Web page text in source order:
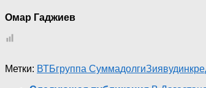
Омар Гаджиев
Метки: ВТБгруппа СуммадолгиЗиявудин